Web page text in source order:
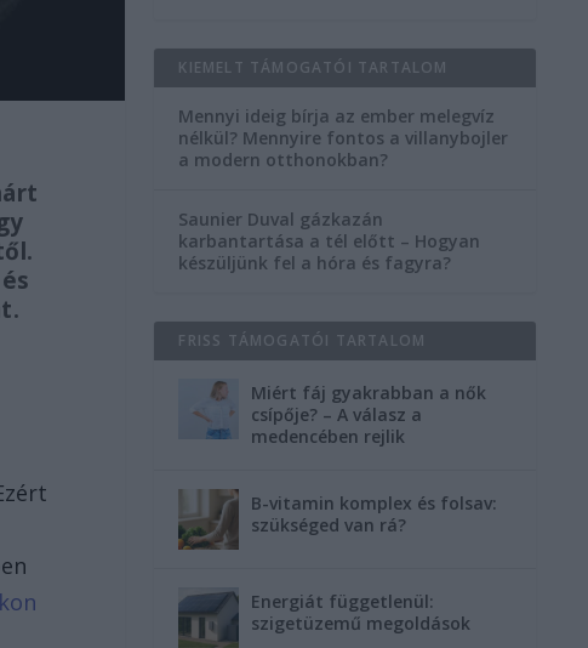
KIEMELT TÁMOGATÓI TARTALOM
Mennyi ideig bírja az ember melegvíz
nélkül? Mennyire fontos a villanybojler
a modern otthonokban?
Saunier Duval gázkazán
karbantartása a tél előtt – Hogyan
készüljünk fel a hóra és fagyra?
FRISS TÁMOGATÓI TARTALOM
Miért fáj gyakrabban a nők
csípője? – A válasz a
medencében rejlik
B-vitamin komplex és folsav:
szükséged van rá?
Energiát függetlenül:
szigetüzemű megoldások